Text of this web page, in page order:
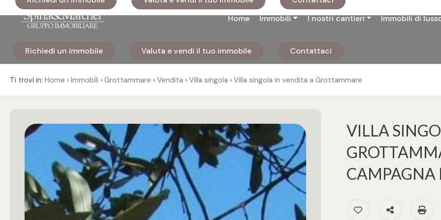
Home Immobili I nostri cantieri Immobili di
Richiedi un immobile Valuta e vendi il tuo immobile Contattaci
Ti trovi in: Home › Immobili › Grottammare › Vendita › Villa singola › Villa singola in vendita a Grottammare
VILLA
CAMPAGNA
Preferiti: Cod.
Condividi
Immobili
I nostri
cantieri
Immobili
di lusso
Cosa
Codice
Contratto
Vendita
Scegli
dove